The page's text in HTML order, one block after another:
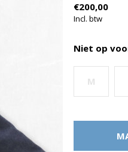
€200,00
Incl. btw
Niet op
M